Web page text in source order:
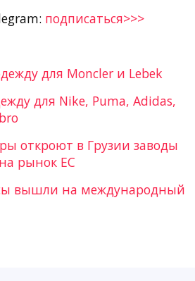
подписаться>>>
для Moncler и Lebek
для Nike, Puma, Adidas,
откроют в Грузии заводы
рынок ЕС
вышли на международный